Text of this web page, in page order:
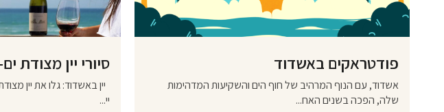
פודטראקים באשדוד
אשדוד, עם הנוף המרהיב של חוף הים והשקיעות המדהימות
שלה, הפכה בשנים האח...
סיורי יין מצודת
יין באשדוד: גלו את יין
יי...